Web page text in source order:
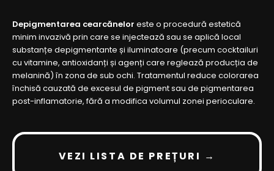
Depigmentarea cearcănelor este o procedură estetică
minim invazivă prin care se injectează sau se aplică local
substanțe depigmentante și iluminatoare (precum cocktailuri
cu vitamine, antioxidanți și agenți care reglează producția de
melanină) în zona de sub ochi. Tratamentul reduce colorarea
închisă cauzată de excesul de pigment sau de pigmentarea
post-inflamatorie, fără a modifica volumul zonei perioculare.
VEZI LISTA DE PREȚURI →